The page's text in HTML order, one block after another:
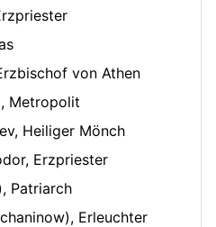
von Athen
Metropolit
Heiliger Mönch
Erzpriester
Patriarch
Erleuchter